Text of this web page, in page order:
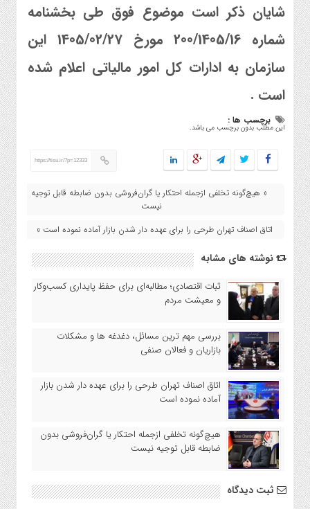
شایان ذکر است موضوع فوق طی بخشنامه
شماره 200/1405/16 مورخ 1405/02/27 این
سازمان به ادارات کل امور مالیاتی اعلام شده
است .
برچسب ها :
این مطلب بدون برچسب می باشد.
https://tisu.ir/?p=12333
« هیچ‌گونه تخلفی ازجمله احتکار یا گران‌فروشی بدون ضابطه قابل توجیه
نیست
اتاق اصناف تهران طرحی را برای عهده دار شدن بازار آماده نموده است »
نوشته های مشابه
ثبات اقتصادی؛ مطالبه‌ای برای حفظ پایداری کسب‌وکار
و معیشت مردم
بررسی مهم ترین مسائل، دغدغه ها و مشکلات
بازاریان و فعالان صنفی
اتاق اصناف تهران طرحی را برای عهده دار شدن بازار
آماده نموده است
هیچ‌گونه تخلفی ازجمله احتکار یا گران‌فروشی بدون
ضابطه قابل توجیه نیست
ثبت دیدگاه